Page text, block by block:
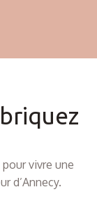
vivre une
d’Annecy.